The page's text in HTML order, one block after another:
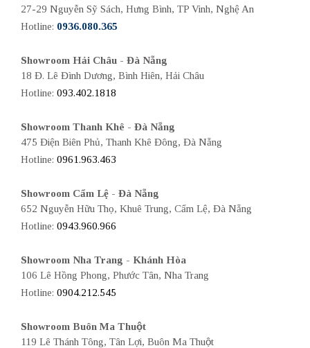
27-29 Nguyễn Sỹ Sách, Hưng Bình, TP Vinh, Nghệ An
Hotline: 0936.080.365
Showroom Hải Châu - Đà Nẵng
18 Đ. Lê Đình Dương, Bình Hiên, Hải Châu
Hotline: 093.402.1818
Showroom Thanh Khê - Đà Nẵng
475 Điện Biên Phủ, Thanh Khê Đông, Đà Nẵng
Hotline: 0961.963.463
Showroom Cẩm Lệ - Đà Nẵng
652 Nguyễn Hữu Thọ, Khuê Trung, Cẩm Lệ, Đà Nẵng
Hotline: 0943.960.966
Showroom Nha Trang - Khánh Hòa
106 Lê Hồng Phong, Phước Tân, Nha Trang
Hotline: 0904.212.545
Showroom Buôn Ma Thuột
119 Lê Thánh Tông, Tân Lợi, Buôn Ma Thuột